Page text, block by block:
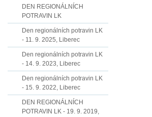
DEN REGIONÁLNÍCH
POTRAVIN LK
Den regionálních potravin LK
- 11. 9. 2025, Liberec
Den regionálních potravin LK
- 14. 9. 2023, Liberec
Den regionálních potravin LK
- 15. 9. 2022, Liberec
DEN REGIONÁLNÍCH
POTRAVIN LK - 19. 9. 2019,